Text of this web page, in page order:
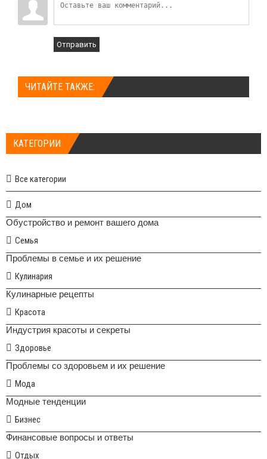
Отправить
ЧИТАЙТЕ ТАКЖЕ:
КАТЕГОРИИ
Все категории
Дом
Обустройство и ремонт вашего дома
Семья
Проблемы в семье и их решение
Кулинария
Кулинарные рецепты
Красота
Индустрия красоты и секреты
Здоровье
Проблемы со здоровьем и их решение
Мода
Модные тенденции
Бизнес
Финансовые вопросы и ответы
Отдых